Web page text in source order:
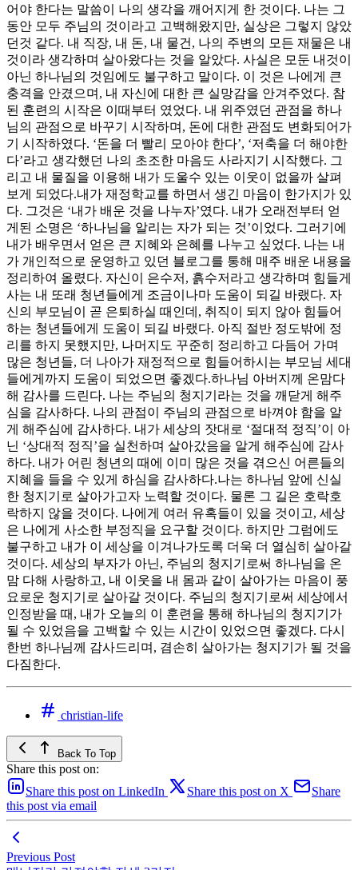
어야 한다는 말씀이 나의 생각을 깨어지게 한 것이다. 나는 그
동안 모두 주님의 것이라고 고백해왔지만, 실상은 그렇지 않았
던것 같다. 내 직장, 내 돈, 내 물건, 나의 주변의 모든 재물은 내
것이라 생각하며 살아왔다는 것을 알았다. 사실은 모둔 내것이
아닌 하나님의 것임에도 불구하고 말이다. 이 것은 나에게 큰
충격을 안겼으며, 내 자신에 대한 큰 실망감을 안겨주었다. 참
된 훈련의 시작은 이때부터 였었다. 내 위주였던 관점을 하나
님의 관점으로 바꾸기 시작하며, 돈에 대한 관점도 변화되어가
기 시작하였다. ‘돈을 더 빨리 모아야 한다’, ‘저축을 더 해야한
다’라고 생각했던 나의 초조한 마음도 사라지기 시작했다. 그
리고 내 물질을 이용해 내가 도울수 있는 이웃이 없을까 살펴
보게 되었다.내가 재정학교를 하면서 생긴 마음이 한가지가 있
다. 그것은 ‘내가 배운 것을 나누자’였다. 내가 오래전부터 얻
게된 소명은 ‘하나님을 알리는 자가 되는 것’이었다. 그러기에
내가 배우면서 얻은 큰 지혜와 은혜를 나누고 싶었다. 나는 내
가 개인적으로 운영하고 있던 블로그를 통해 매주 배운 내용을
정리하여 올렸다. 자신이 은수저, 흙수저라고 생각하며 힘들게
사는 내 또래 청년들에게 조금이나마 도움이 되길 바랬다. 자
신의 부모님이 곧 은퇴하실 때인데, 취직이 되지 않아 힘들어
하는 청년들에게 도움이 되길 바랬다. 아직 절반 정도밖에 정
리를 하지 못했지만, 나머지도 꾸준히 정리하고 다듬어 가며
많은 청년들, 더 나아가 재정적으로 힘들어하시는 부모님 세대
들에게까지 도움이 되었으면 좋겠다.하나님 아버지께 온맘다
해 감사를 드린다. 나는 주님의 청지기라는 것을 깨닫게 해주
심을 감사하다. 나의 관점이 주님의 관점으로 바껴야 함을 알
게 해주심에 감사하다. 내가 세상의 잣대로 ‘절대적 정직’이 아
닌 ‘상대적 정직’을 실천하며 살아갔음을 알게 해주심에 감사
하다. 내가 어린 청년의 때에 이미 많은 것을 겪으신 어른들의
지혜을 들을 수 있게 하심을 감사하다.나는 하나님 앞에 신실
한 청지기로 살아가고자 노력할 것이다. 물론 그 길은 호락호
락하지 않을 것이다. 나에게 여러 유혹들이 있을 것이고, 세상
은 나에게 사소한 부정직을 요구할 것이다. 하지만 그럼에도
불구하고 내가 이 세상을 이겨나가도록 더욱 더 열심히 살아갈
것이다. 세상의 부자가 아닌, 주님의 청지기로써 하나님을 온
맘 다해 사랑하고, 내 이웃을 내 몸과 같이 살아가는 마음이 풍
요로운 청지기로 살아갈 것이다. 주님의 청지기로써 세상에서
인정받을 때, 내가 오늘의 이 훈련을 통해 하나님의 청지기가
될 수 있었음을 고백할 수 있는 시간이 있었으면 좋겠다. 다시
한번 하나님께 감사드리며, 겸손히 살아가는 청지기가 될 것을
다짐한다.
christian-life
Back To Top
Share this post on:
Share this post on LinkedIn
Share this post on X
Share
this post via email
Previous Post